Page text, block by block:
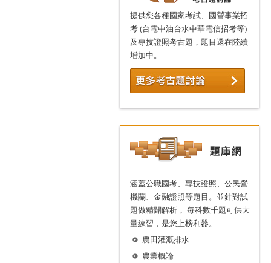
提供您各種國家考試、國營事業招
考 (台電中油台水中華電信招考等)
及專技證照考古題，題目還在陸續
增加中。
涵蓋公職國考、專技證照、公民營
機關、金融證照等題目。並針對試
題做精闢解析， 每科數千題可供大
量練習，是您上榜利器。
農田灌溉排水
農業概論